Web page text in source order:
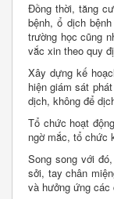
Đồng thời, tăng
bệnh, ổ dịch
trường học cũng
vắc xin theo quy
Xây dựng kế
hiện giám sát
dịch, không để
Tổ chức hoạt
ngờ mắc, tổ chức
Song song với
sởi, tay chân
và hưởng ứng các